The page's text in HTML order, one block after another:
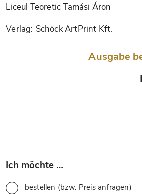
Liceul Teoretic Tamási Áron
Verlag: Schöck ArtPrint Kft.
Ausgabe
Ich möchte …
bestellen (bzw. Preis anfragen)